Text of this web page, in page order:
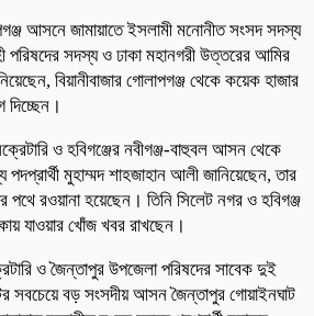
আসনে জামায়াতে ইসলামী মনোনীত সংসদ সদস্য
পরিষদের সদস্য ও ঢাকা মহানগরী উত্তরের আমির
বিয়ানীবাজার গোলাপগঞ্জ থেকে কয়েক হাজার
দিচ্ছেন।
ও হবিগঞ্জের নবীগঞ্জ-বাহুবল আসন থেকে
মুহাম্মদ শাহজাহান আলী জানিয়েছেন, তার
পথে রওয়ানা হয়েছেন। তিনি সিলেট নগর ও হবিগঞ্জ
যাওয়ার খোঁজ খবর রাখছেন।
ও জৈন্তাপুর উপজেলা পরিষদের সাবেক দুই
সবচেয়ে বড় সংসদীয় আসন জৈন্তাপুর গোয়াইনঘাট